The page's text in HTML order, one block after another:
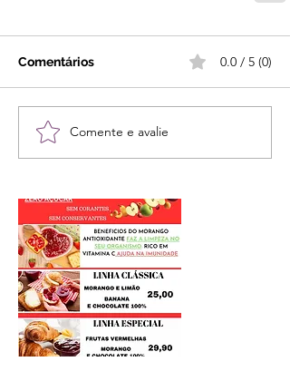
Comentários 0.0 / 5 (0)
Comente e avalie